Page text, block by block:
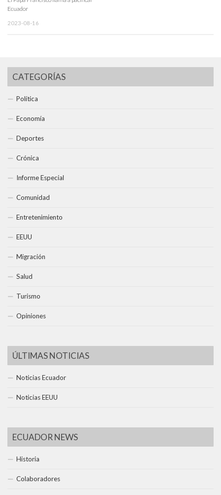
Ecuador
2023-08-16
CATEGORÍAS
Política
Economía
Deportes
Crónica
Informe Especial
Comunidad
Entretenimiento
EEUU
Migración
Salud
Turismo
Opiniones
ÚLTIMAS NOTICIAS
Noticias Ecuador
Noticias EEUU
ECUADOR NEWS
Historia
Colaboradores